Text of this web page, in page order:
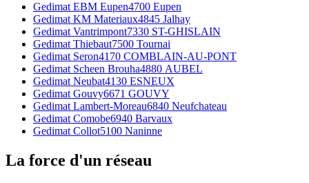
Gedimat EBM Eupen4700 Eupen
Gedimat KM Materiaux4845 Jalhay
Gedimat Vantrimpont7330 ST-GHISLAIN
Gedimat Thiebaut7500 Tournai
Gedimat Seron4170 COMBLAIN-AU-PONT
Gedimat Scheen Brouha4880 AUBEL
Gedimat Neubat4130 ESNEUX
Gedimat Gouvy6671 GOUVY
Gedimat Lambert-Moreau6840 Neufchateau
Gedimat Comobe6940 Barvaux
Gedimat Collot5100 Naninne
La force d'un réseau